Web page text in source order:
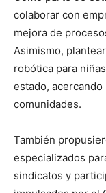
colaborar con
mejora de
Asimismo,
robótica para
estado, acercando
comunidades.
También
especializados
sindicatos y